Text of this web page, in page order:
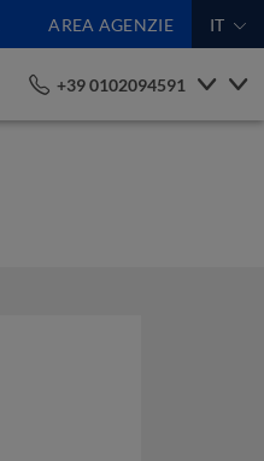
AREA AGENZIE IT
+39 0102094591